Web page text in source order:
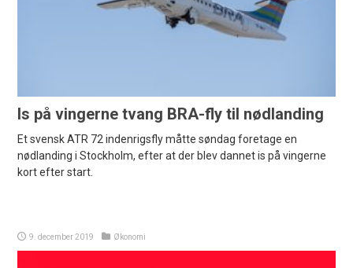
Is på vingerne tvang BRA-fly til nødlanding
Et svensk ATR 72 indenrigsfly måtte søndag foretage en
nødlanding i Stockholm, efter at der blev dannet is på vingerne
kort efter start.
9. december 2019 Økonomi